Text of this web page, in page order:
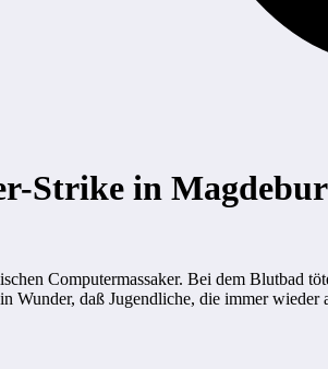
Strike in
Computermassaker. Bei dem Blutbad
daß Jugendliche, die immer